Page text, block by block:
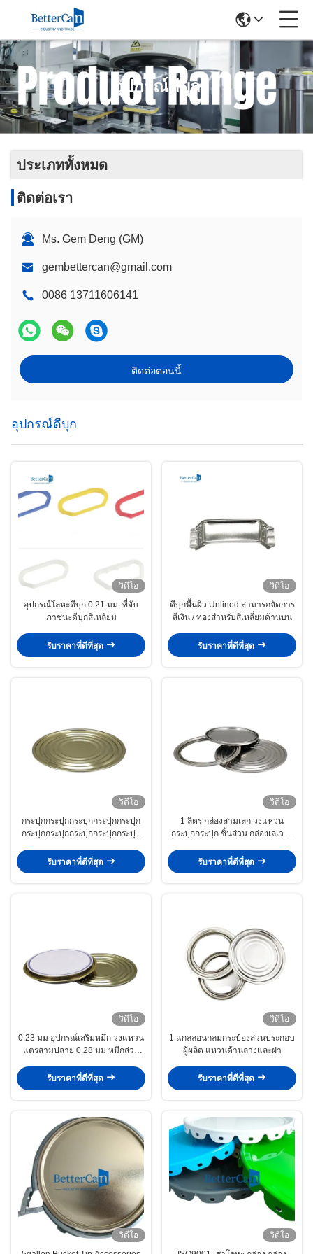
อุปกรณ์ดีบุก
ประเภททั้งหมด
ติดต่อเรา
Ms. Gem Deng (GM)
gembettercan@gmail.com
0086 13711606141
ติดต่อตอนนี้
อุปกรณ์ดีบุก
วิดีโอ
อุปกรณ์โลหะดีบุก 0.21 มม. ที่จับ
ภาชนะดีบุกสี่เหลี่ยม
รับราคาที่ดีที่สุด
วิดีโอ
ดีบุกพื้นผิว Unlined สามารถจัดการ
สีเงิน / ทองสำหรับสี่เหลี่ยมด้านบน
รับราคาที่ดีที่สุด
วิดีโอ
กระปุกกระปุกกระปุกกระปุกกระปุก
กระปุกกระปุกกระปุกกระปุกกระปุก
กระปุกกระปุกกระปุกกระปุกกระปุก
กระปุกกระปุกกระปุกกระปุกกระปุก
รับราคาที่ดีที่สุด
วิดีโอ
1 ลิตร กล่องสามเลก วงแหวน
กระปุกกระปุก ชิ้นส่วน กล่องเลเวอร์
รับราคาที่ดีที่สุด
วิดีโอ
0.23 มม อุปกรณ์เสริมหมึก วงแหวน
แตรสามปลาย 0.28 มม หมึกส่วน
รับราคาที่ดีที่สุด
วิดีโอ
1 แกลลอนกลมกระป๋องส่วนประกอบ
ผู้ผลิต แหวนด้านล่างและฝา
รับราคาที่ดีที่สุด
วิดีโอ
วิดีโอ